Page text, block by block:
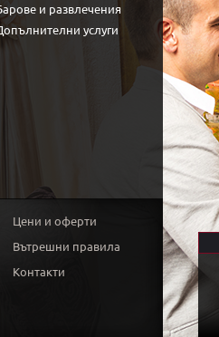
и развлечения
услуги
Цени и оферти
Вътрешни правила
Контакти